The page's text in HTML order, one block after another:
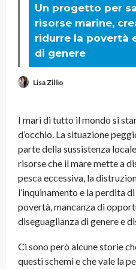
Un progetto per
risorse marine,
ridurre la povertà
di genere
Lisa Zillio
I mari di tutto il mondo si
d’occhio. La situazione
parte della sussistenza
risorse che il mare mette a
pesca eccessiva, la
l’inquinamento e la perdita
povertà, mancanza di
diseguaglianza di genere e
Ci sono però alcune storie
questi schemi e che vale la